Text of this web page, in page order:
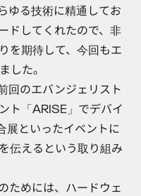
ゆる技術に精通してお
ドしてくれたので、非
を期待して、今回もエ
した。
回のエバンジェリスト
ト「ARISE」でデバイ
展といったイベントに
伝えるという取り組み
ためには、ハードウェ